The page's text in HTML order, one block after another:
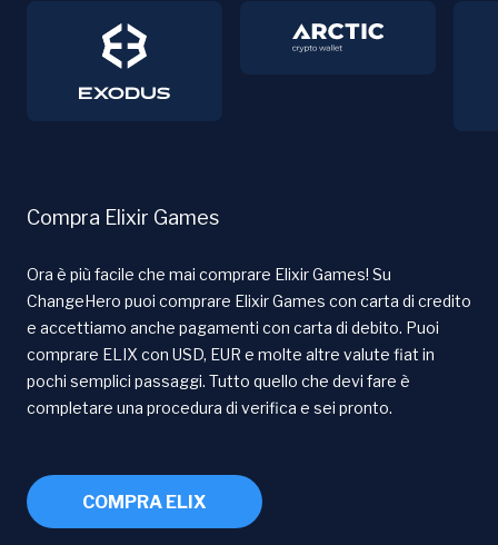
Compra Elixir Games
Ora è più facile che mai comprare Elixir Games! Su
ChangeHero puoi comprare Elixir Games con carta di credito
e accettiamo anche pagamenti con carta di debito. Puoi
comprare ELIX con USD, EUR e molte altre valute fiat in
pochi semplici passaggi. Tutto quello che devi fare è
completare una procedura di verifica e sei pronto.
COMPRA ELIX